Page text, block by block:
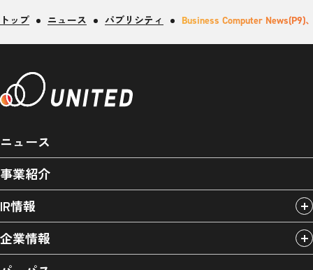
トップ ニュース パブリシティ Business Computer
ニュース
事業紹介
IR情報
企業情報